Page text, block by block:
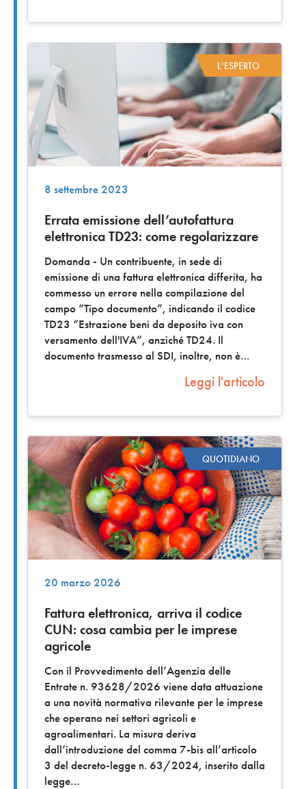
L’ESPERTO
8 settembre 2023
Errata emissione dell’autofattura
elettronica TD23: come regolarizzare
Domanda - Un contribuente, in sede di
emissione di una fattura elettronica differita, ha
commesso un errore nella compilazione del
campo “Tipo documento”, indicando il codice
TD23 “Estrazione beni da deposito iva con
versamento dell'IVA”, anziché TD24. Il
documento trasmesso al SDI, inoltre, non è
Leggi l'articolo
QUOTIDIANO
20 marzo 2026
Fattura elettronica, arriva il codice
CUN: cosa cambia per le imprese
agricole
Con il Provvedimento dell’Agenzia delle
Entrate n. 93628/2026 viene data attuazione
a una novità normativa rilevante per le imprese
che operano nei settori agricoli e
agroalimentari. La misura deriva
dall’introduzione del comma 7-bis all’articolo
3 del decreto-legge n. 63/2024, inserito dalla
legge